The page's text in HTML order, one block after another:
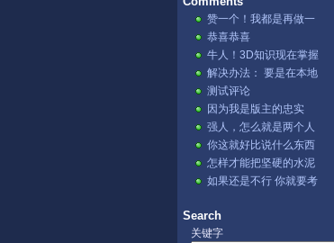
赞一个！我都是再做一
张表，然后用公式。⊙﹏
⊙b汗
恭喜恭喜
牛人！3D知识现在掌握
的不错哦
解决办法： 要是在本地
IIS测试的话→ ...
测试评论
因为我是版主的忠实
fans啊 哈哈哈[lol]
强人，怎么就是两个人
讨论？
你这就好比说什么东西
可以把石头溶解掉，不
是不可能，...
怎样才能把坚硬的水泥
溶解掉呢。
如果还是不行 你就要考
正确阿？...
Search
关键字